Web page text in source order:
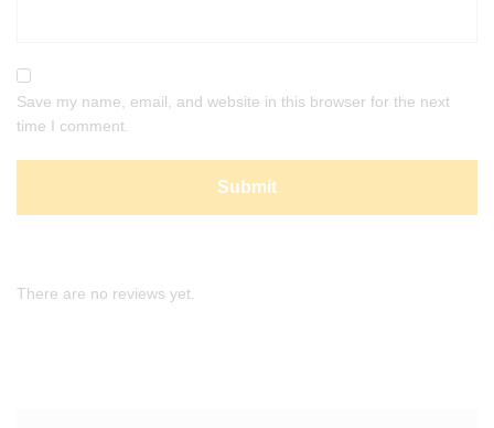
Save my name, email, and website in this browser for the next
time I comment.
There are no reviews yet.